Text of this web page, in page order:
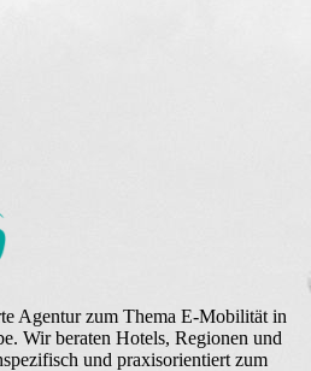
Agentur zum Thema E-Mobilität in
Wir beraten Hotels, Regionen und
und praxisorientiert zum